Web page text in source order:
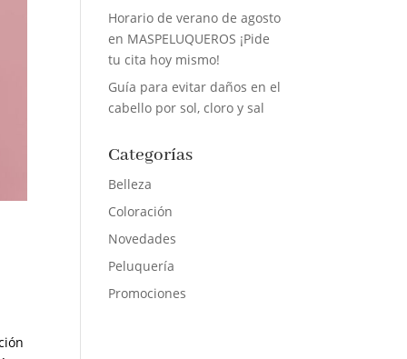
Horario de verano de agosto
en MASPELUQUEROS ¡Pide
tu cita hoy mismo!
Guía para evitar daños en el
cabello por sol, cloro y sal
Categorías
Belleza
Coloración
Novedades
Peluquería
Promociones